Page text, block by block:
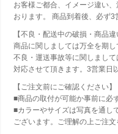
お客様ご都合、イメージ違い
おります。 商品到着後、必ず3
【不良・配送中の破損・商品
商品に関しましては万全を期
不良・運送事故等に関しまし
対応させて頂きます。3営業日
【ご注文前にご確認ください】
■商品の取付が可能か事前に必
■カラーやサイズは写真を通し
ございます。ご理解の上ご注文